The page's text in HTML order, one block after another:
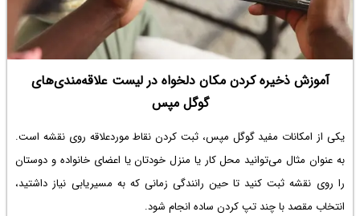
آموزش ذخیره کردن مکان دلخواه در لیست علاقه‌مندی‌های
گوگل مپس
یکی از امکانات مفید گوگل مپس، ثبت کردن نقاط موردعلاقه روی نقشه است.
به عنوان مثال می‌توانید محل کار یا منزل خودتان یا اعضای خانواده و دوستان
را روی نقشه ثبت کنید تا حین رانندگی زمانی که به مسیریابی نیاز داشتید،
انتخاب مقصد با چند تپ کردن ساده انجام شود.